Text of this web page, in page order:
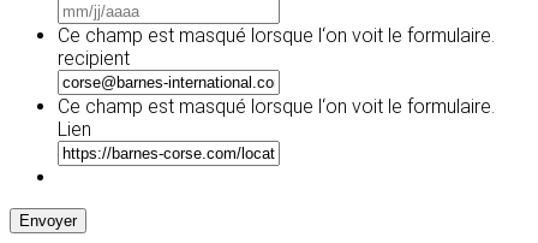
slash
slash
AAAA
Ce champ est masqué lorsque l‘on voit le formulaire.
recipient
Ce champ est masqué lorsque l‘on voit le formulaire.
Lien
Envoyer